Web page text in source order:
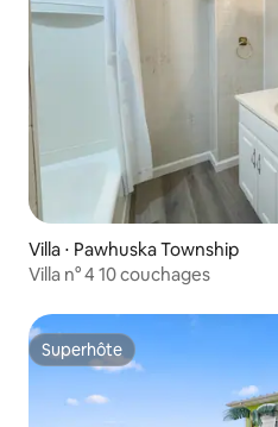
Villa ⋅ Pawhuska Township
Villa n° 4 10 couchages
Superhôte
Superhôte